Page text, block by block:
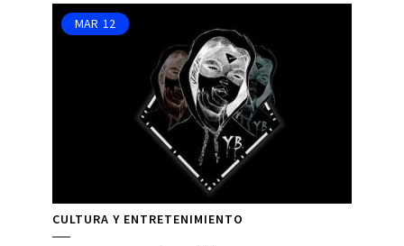
MAR 12
CULTURA Y ENTRETENIMIENTO